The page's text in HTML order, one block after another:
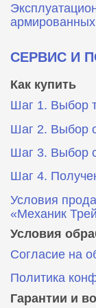
СЕРВИС И
Как купить
Шаг 1. Выбор
Шаг 2. Выбор
Шаг 3. Выбор
Шаг 4.
Условия
«Механик
Условия
Согласие на
Политика
Гарантии и